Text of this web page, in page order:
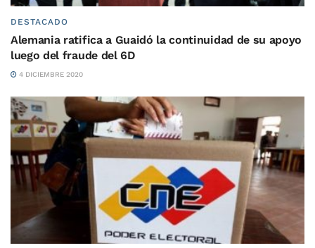
DESTACADO
Alemania ratifica a Guaidó la continuidad de su apoyo
luego del fraude del 6D
4 DICIEMBRE 2020